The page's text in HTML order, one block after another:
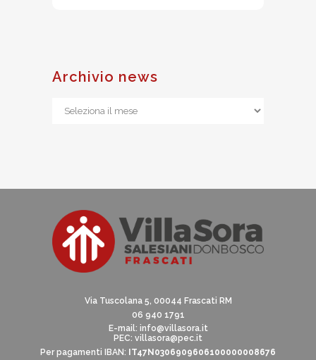
Archivio news
Archivio
Via Tuscolana 5, 00044 Frascati RM
06 940 1791
E-mail: info@villasora.it
PEC: villasora@pec.it
Per pagamenti IBAN: IT47N0306909606100000008676